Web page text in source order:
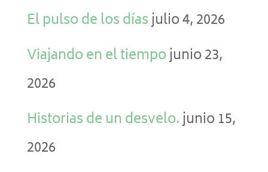
El pulso de los díasjulio 4, 2026
Viajando en el tiempojunio 23,
2026
Historias de un desvelo.junio 15,
2026